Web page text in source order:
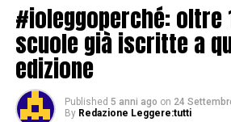
#ioleggoperché: oltre
scuole già iscritte a
edizione
Published 5 anni ago on 24
By Redazione Leggere:tutti